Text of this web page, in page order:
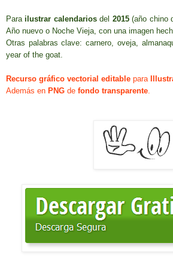
Para ilustrar calendariosdel 2015(año chino
Año nuevo o Noche Vieja, con una imagen
Otras palabras clave:carnero, oveja,
year of the goat
Recurso gráfico vectorial editable para
Además en PNG de fondo transparente